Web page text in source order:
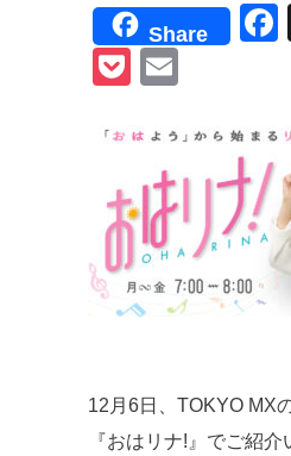
Share
e
P
ck
et
ail
12月6日、TOKYO MX
『おはリナ!』でご紹介